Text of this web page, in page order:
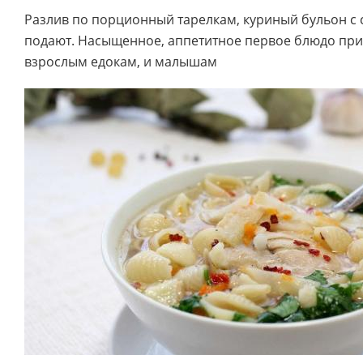
Разлив по порционный тарелкам, куриный бульон с
подают. Насыщенное, аппетитное первое блюдо
взрослым едокам, и малышам